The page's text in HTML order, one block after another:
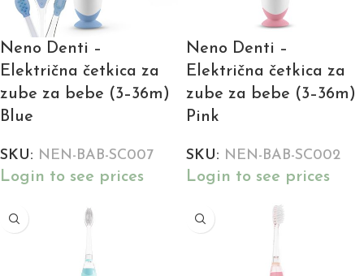
Neno Denti –
Električna četkica za
zube za bebe (3–36m)
Blue
SKU: NEN-BAB-SC007
Login to see prices
Neno Denti –
Električna četkica za
zube za bebe (3–36m)
Pink
SKU: NEN-BAB-SC002
Login to see prices